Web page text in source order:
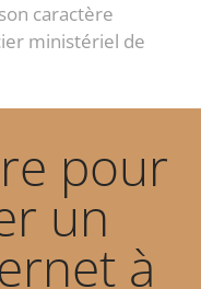
caractère
ministériel de
pour
un
à